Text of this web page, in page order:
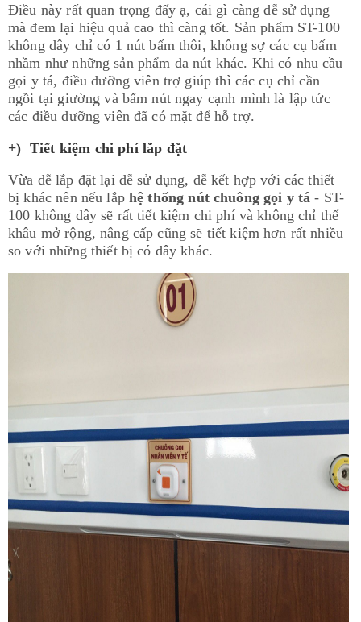
Điều này rất quan trọng đấy ạ, cái gì càng dễ sử dụng
mà đem lại hiệu quả cao thì càng tốt. Sản phẩm ST-100
không dây chỉ có 1 nút bấm thôi, không sợ các cụ bấm
nhầm như những sản phẩm đa nút khác. Khi có nhu cầu
gọi y tá, điều dưỡng viên trợ giúp thì các cụ chỉ cần
ngồi tại giường và bấm nút ngay cạnh mình là lập tức
các điều dưỡng viên đã có mặt để hỗ trợ.
+) Tiết kiệm chi phí lắp đặt
Vừa dễ lắp đặt lại dễ sử dụng, dễ kết hợp với các thiết
bị khác nên nếu lắp hệ thống nút chuông gọi y tá- ST-
100 không dây sẽ rất tiết kiệm chi phí và không chỉ thế
khâu mở rộng, nâng cấp cũng sẽ tiết kiệm hơn rất nhiều
so với những thiết bị có dây khác.